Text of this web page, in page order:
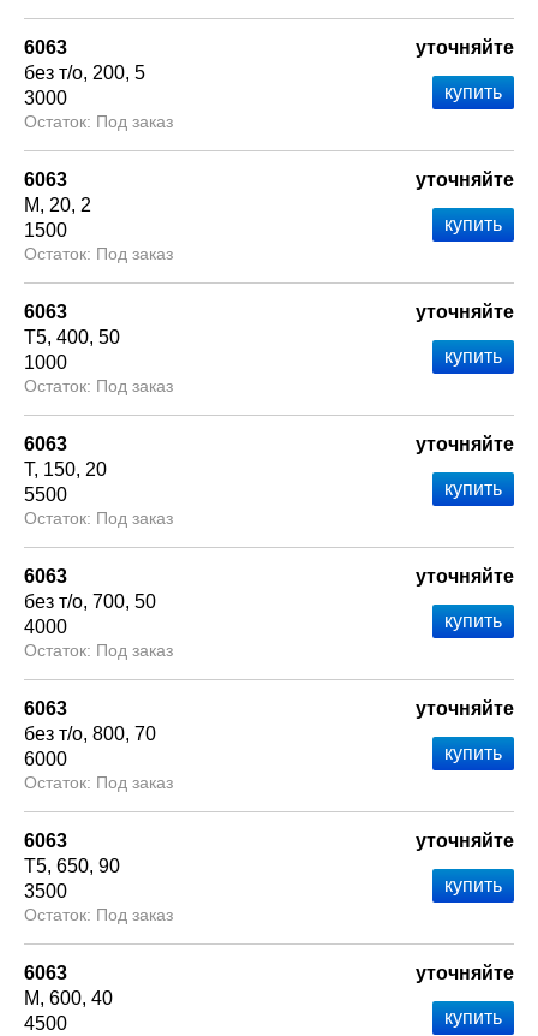
6063
без т/о 200 5
3000
Под заказ
уточняйте
6063
М
20 2
1500
Под заказ
уточняйте
6063
Т5 400 50
1000
Под заказ
уточняйте
6063
Т 150 20
5500
Под заказ
уточняйте
6063
без т/о 700 50
4000
Под заказ
уточняйте
6063
без т/о 800 70
6000
Под заказ
уточняйте
6063
Т5 650 90
3500
Под заказ
уточняйте
6063
М 600 40
4500
уточняйте